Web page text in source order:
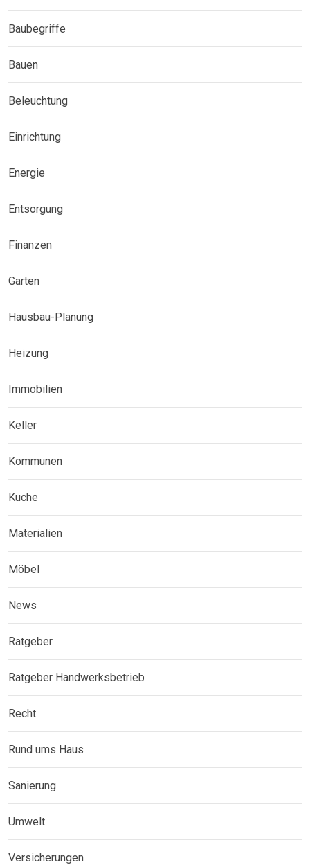
Baubegriffe
Bauen
Beleuchtung
Einrichtung
Energie
Entsorgung
Finanzen
Garten
Hausbau-Planung
Heizung
Immobilien
Keller
Kommunen
Küche
Materialien
Möbel
News
Ratgeber
Ratgeber Handwerksbetrieb
Recht
Rund ums Haus
Sanierung
Umwelt
Versicherungen